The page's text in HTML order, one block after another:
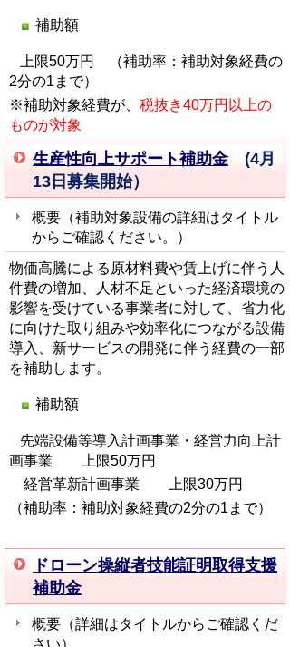
補助額
上限50万円 （補助率：補助対象経費の
2分の1まで）
※補助対象経費が、 税抜き40万円以上の
ものが対象
生産性向上サポート補助金(4月
13日募集開始）
概要（補助対象設備の詳細はタイトル
からご確認ください。）
物価高騰による原材料費や賃上げに伴う人
件費の増加、人材不足といった経済環境の
影響を受けている事業者に対して、省力化
に向けた取り組みや効率化につながる設備
導入、新サービスの開発に伴う経費の一部
を補助します。
補助額
先端設備等導入計画事業・経営力向上計
画事業 上限50万円
経営革新計画事業 上限30万円
（補助率：補助対象経費の2分の1まで）
ドローン操縦者技能証明取得支援
補助金
概要（詳細はタイトルからご確認くだ
さい）